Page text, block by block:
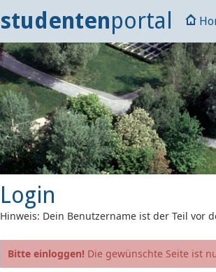
studentenportal
Login
Hinweis: Dein Benutzername ist der Teil vor
Bitte einloggen! Die gewünschte Seite ist